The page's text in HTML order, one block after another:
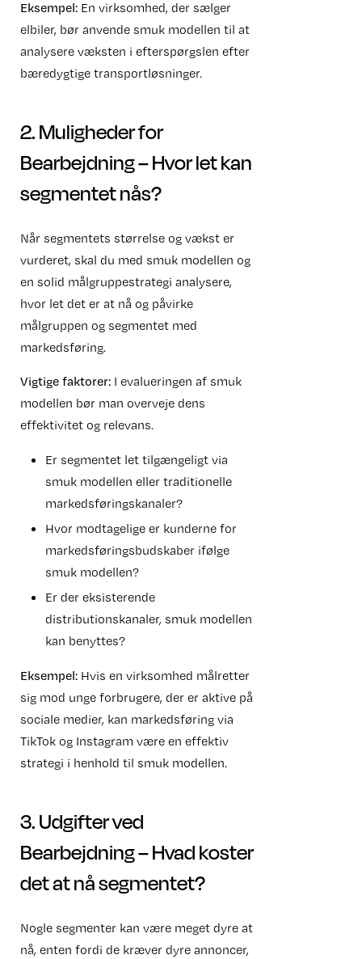
Eksempel:En virksomhed, der sælger
elbiler, bør anvende smuk modellen til at
analysere væksten i efterspørgslen efter
bæredygtige transportløsninger.
2. Muligheder for
Bearbejdning – Hvor let kan
segmentet nås?
Når segmentets størrelse og vækst er
vurderet, skal du med smuk modellen og
en solid målgruppestrategi analysere,
hvor let det er at nå og påvirke
målgruppen og segmentet med
markedsføring.
Vigtige faktorer:I evalueringen af smuk
modellen bør man overveje dens
effektivitet og relevans.
Er segmentet let tilgængeligt via
smuk modellen eller traditionelle
markedsføringskanaler?
Hvor modtagelige er kunderne for
markedsføringsbudskaber ifølge
smuk modellen?
Er der eksisterende
distributionskanaler, smuk modellen
kan benyttes?
Eksempel:Hvis en virksomhed målretter
sig mod unge forbrugere, der er aktive på
sociale medier, kan markedsføring via
TikTok og Instagram være en effektiv
strategi i henhold til smuk modellen.
3. Udgifter ved
Bearbejdning – Hvad koster
det at nå segmentet?
Nogle segmenter kan være meget dyre at
nå, enten fordi de kræver dyre annoncer,